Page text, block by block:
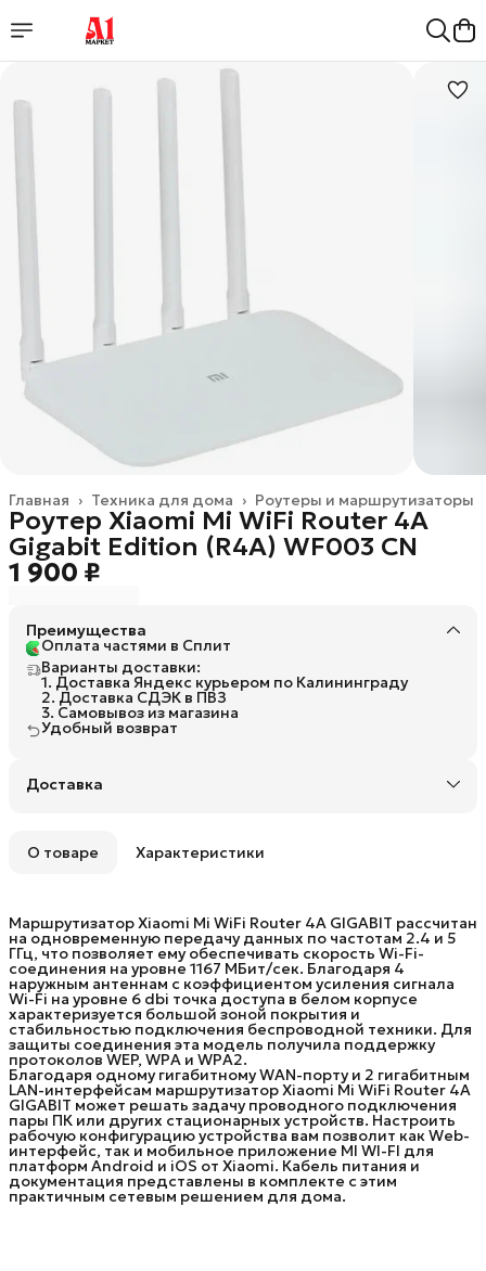
Роутеры и маршрутизаторы
Техника для дома ›
Главная ›
Роутер Xiaomi Mi WiFi Router 4A
Gigabit Edition (R4A) WF003 CN
1 900 ₽
Преимущества
Оплата частями в Сплит
Варианты доставки:
1. Доставка Яндекс курьером по Калининграду
2. Доставка СДЭК в ПВЗ
3. Самовывоз из магазина
Удобный возврат
Доставка
О товаре Характеристики
Маршрутизатор Xiaomi Mi WiFi Router 4A GIGABIT рассчитан
на одновременную передачу данных по частотам 2.4 и 5
ГГц, что позволяет ему обеспечивать скорость Wi-Fi-
соединения на уровне 1167 МБит/сек. Благодаря 4
наружным антеннам с коэффициентом усиления сигнала
Wi-Fi на уровне 6 dbi точка доступа в белом корпусе
характеризуется большой зоной покрытия и
стабильностью подключения беспроводной техники. Для
защиты соединения эта модель получила поддержку
протоколов WEP, WPA и WPA2.
Благодаря одному гигабитному WAN-порту и 2 гигабитным
LAN-интерфейсам маршрутизатор Xiaomi Mi WiFi Router 4A
GIGABIT может решать задачу проводного подключения
пары ПК или других стационарных устройств. Настроить
рабочую конфигурацию устройства вам позволит как Web-
интерфейс, так и мобильное приложение MI WI-FI для
платформ Android и iOS от Xiaomi. Кабель питания и
документация представлены в комплекте с этим
практичным сетевым решением для дома.